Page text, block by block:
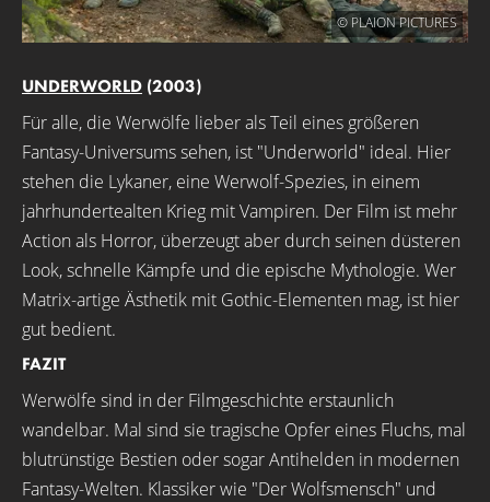
© PLAION PICTURES
UNDERWORLD (2003)
Für alle, die Werwölfe lieber als Teil eines größeren
Fantasy-Universums sehen, ist "Underworld" ideal. Hier
stehen die Lykaner, eine Werwolf-Spezies, in einem
jahrhundertealten Krieg mit Vampiren. Der Film ist mehr
Action als Horror, überzeugt aber durch seinen düsteren
Look, schnelle Kämpfe und die epische Mythologie. Wer
Matrix-artige Ästhetik mit Gothic-Elementen mag, ist hier
gut bedient.
FAZIT
Werwölfe sind in der Filmgeschichte erstaunlich
wandelbar. Mal sind sie tragische Opfer eines Fluchs, mal
blutrünstige Bestien oder sogar Antihelden in modernen
Fantasy-Welten. Klassiker wie "Der Wolfsmensch" und